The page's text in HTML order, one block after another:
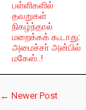
பள்ளிகளில்
தவறுகள்
நிகழ்ந்தால்
மறைக்கக் கூடாது:
அமைச்சா் அன்பில்
மகேஸ்..!
← Newer Post